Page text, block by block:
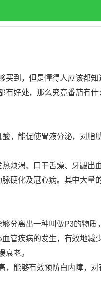
，但是懂得人应该都
好处，那么究竟番茄有
能促使胃液分泌，对脂
渴、口干舌燥、牙龈出
化及冠心病。其中大量
离出一种叫做P3的物质
疾病的发生，有效地减
衰老。
够有效预防白内障，对